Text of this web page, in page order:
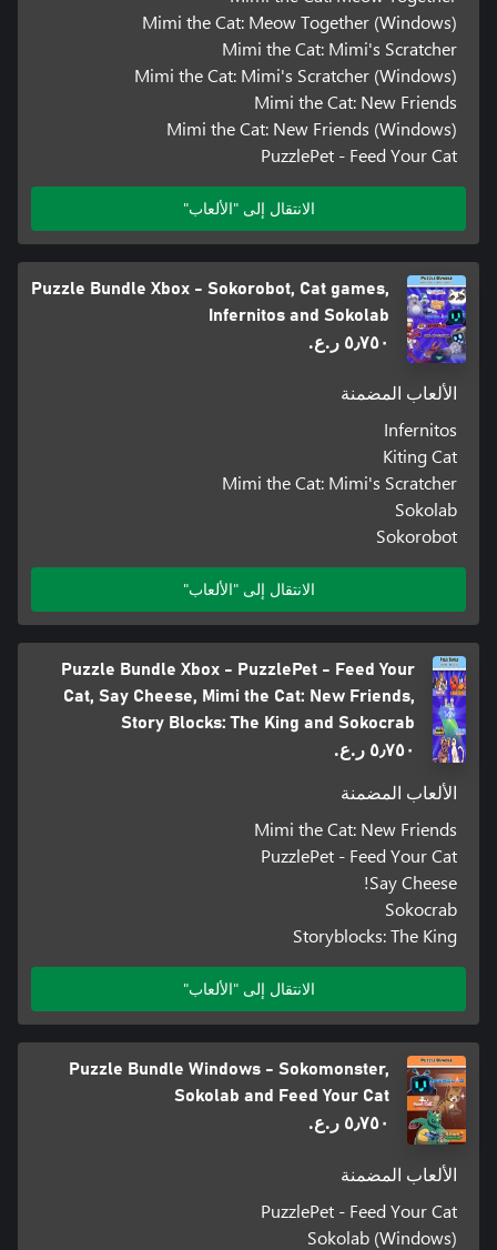
Mimi the Cat: Meow Together (Windows)
Mimi the Cat: Mimi's Scratcher
Mimi the Cat: Mimi's Scratcher (Windows)
Mimi the Cat: New Friends
Mimi the Cat: New Friends (Windows)
PuzzlePet - Feed Your Cat
الانتقال إلى "الألعاب"
Puzzle Bundle Xbox - Sokorobot, Cat games,
Infernitos and Sokolab
٥٫٧٥٠ ر.ع.‏
الألعاب المضمنة
Infernitos
Kiting Cat
Mimi the Cat: Mimi's Scratcher
Sokolab
Sokorobot
الانتقال إلى "الألعاب"
Puzzle Bundle Xbox - PuzzlePet - Feed Your
Cat, Say Cheese, Mimi the Cat: New Friends,
Story Blocks: The King and Sokocrab
٥٫٧٥٠ ر.ع.‏
الألعاب المضمنة
Mimi the Cat: New Friends
PuzzlePet - Feed Your Cat
Say Cheese!
Sokocrab
Storyblocks: The King
الانتقال إلى "الألعاب"
Puzzle Bundle Windows - Sokomonster,
Sokolab and Feed Your Cat
٥٫٧٥٠ ر.ع.‏
الألعاب المضمنة
PuzzlePet - Feed Your Cat
Sokolab (Windows)